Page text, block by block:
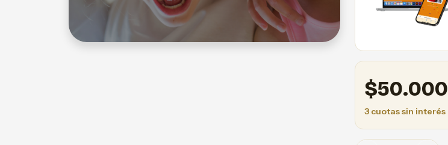
$50.000
3 cuotas sin interés